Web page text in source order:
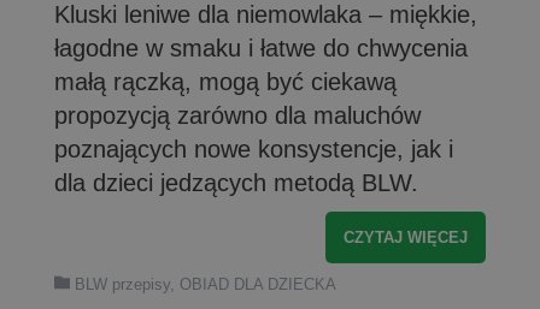
Kluski leniwe dla niemowlaka – miękkie,
łagodne w smaku i łatwe do chwycenia
małą rączką, mogą być ciekawą
propozycją zarówno dla maluchów
poznających nowe konsystencje, jak i
dla dzieci jedzących metodą BLW.
CZYTAJ WIĘCEJ
BLW przepisy, OBIAD DLA DZIECKA